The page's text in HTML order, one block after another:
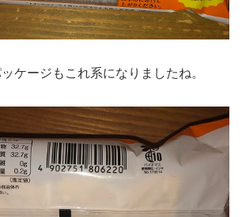
ケージもこれ系になりましたね。